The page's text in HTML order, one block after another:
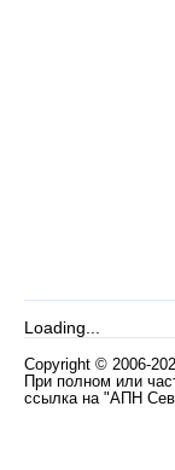
Loading...
Copyright © 2006-
При полном или
ссылка на "АПН